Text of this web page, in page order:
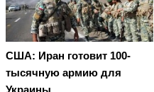
США: Иран готовит 100-
тысячную армию для
Украины